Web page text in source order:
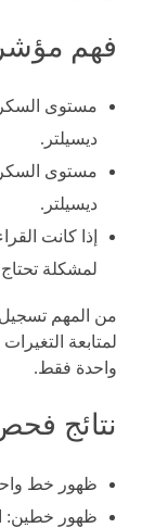
فهم
ديسيلتر.
ديسيلتر.
لمشكلة
من المهم
لمتابعة
واحدة فقط.
نتائج
ظهور خط
ظهور خطين: